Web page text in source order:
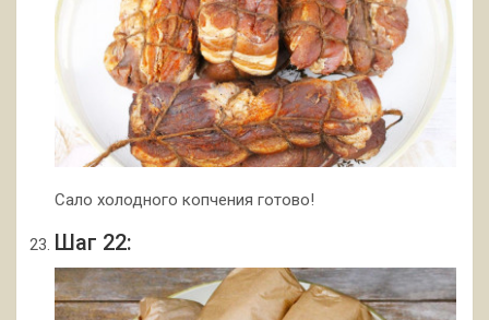
Сало холодного копчения готово!
Шаг 22: